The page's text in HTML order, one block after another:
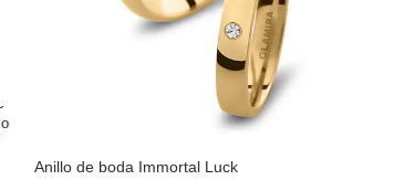
Anillo de boda Immortal Luck